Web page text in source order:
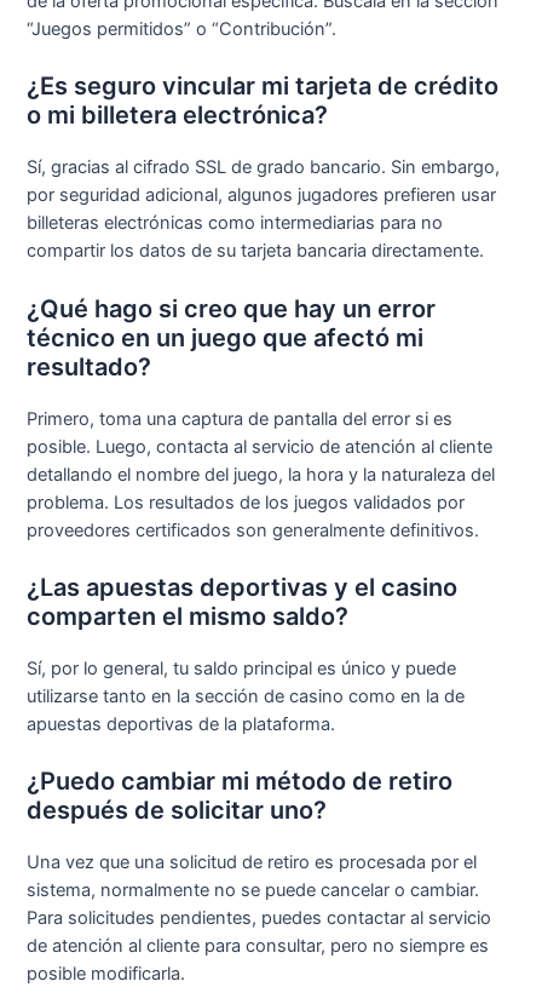
“Juegos permitidos” o “Contribución”.
¿Es seguro vincular mi tarjeta de crédito
o mi billetera electrónica?
Sí, gracias al cifrado SSL de grado bancario. Sin embargo,
por seguridad adicional, algunos jugadores prefieren usar
billeteras electrónicas como intermediarias para no
compartir los datos de su tarjeta bancaria directamente.
¿Qué hago si creo que hay un error
técnico en un juego que afectó mi
resultado?
Primero, toma una captura de pantalla del error si es
posible. Luego, contacta al servicio de atención al cliente
detallando el nombre del juego, la hora y la naturaleza del
problema. Los resultados de los juegos validados por
proveedores certificados son generalmente definitivos.
¿Las apuestas deportivas y el casino
comparten el mismo saldo?
Sí, por lo general, tu saldo principal es único y puede
utilizarse tanto en la sección de casino como en la de
apuestas deportivas de la plataforma.
¿Puedo cambiar mi método de retiro
después de solicitar uno?
Una vez que una solicitud de retiro es procesada por el
sistema, normalmente no se puede cancelar o cambiar.
Para solicitudes pendientes, puedes contactar al servicio
de atención al cliente para consultar, pero no siempre es
posible modificarla.